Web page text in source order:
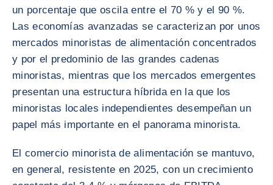
un porcentaje que oscila entre el 70 % y el 90 %.
Las economías avanzadas se caracterizan por unos
mercados minoristas de alimentación concentrados
y por el predominio de las grandes cadenas
minoristas, mientras que los mercados emergentes
presentan una estructura híbrida en la que los
minoristas locales independientes desempeñan un
papel más importante en el panorama minorista.
El comercio minorista de alimentación se mantuvo,
en general, resistente en 2025, con un crecimiento